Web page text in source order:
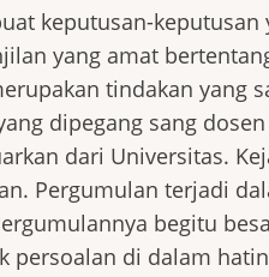
keputusan-keputusan
yang amat
tindakan yang
dipegang sang
dari Universitas.
Pergumulan terjadi
begitu
persoalan di dalam